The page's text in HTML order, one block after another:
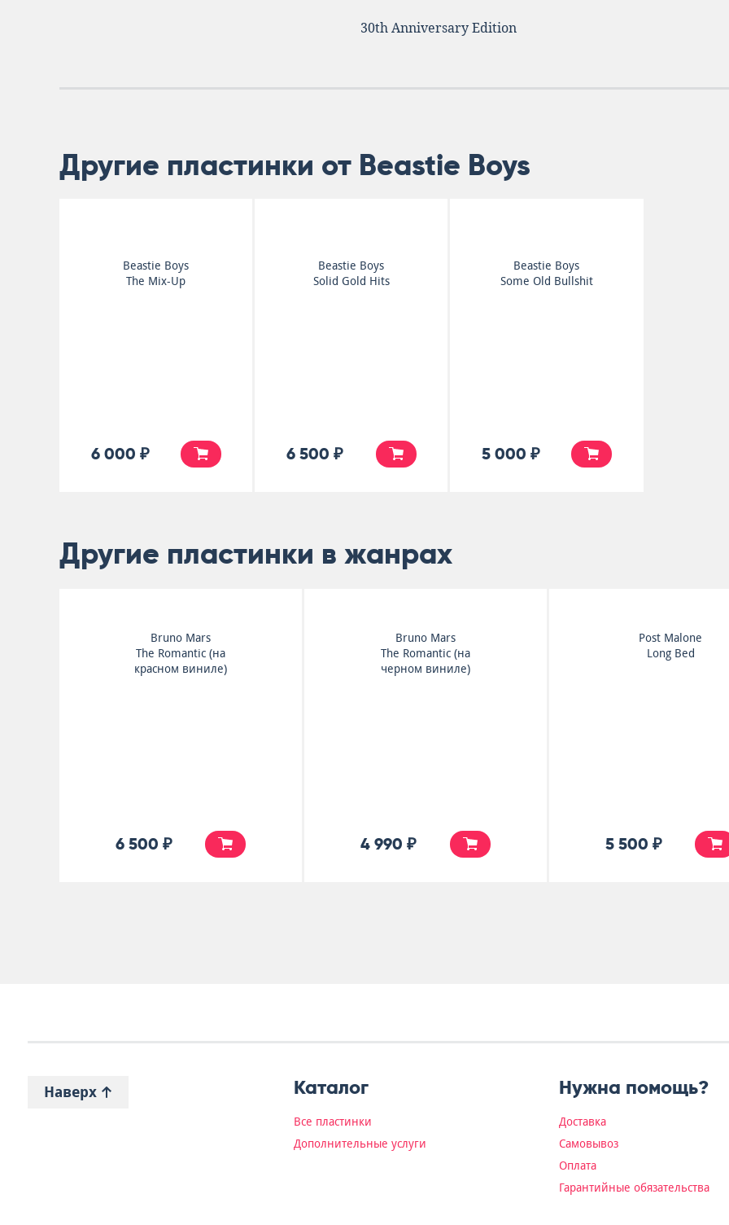
30th Anniversary Edition
Другие пластинки от Beastie Boys
Beastie Boys
The Mix-Up
6 000 ₽
Beastie Boys
Solid Gold Hits
6 500 ₽
Beastie Boys
Some Old Bullshit
5 000 ₽
Другие пластинки в жанрах
Bruno Mars
The Romantic (на
красном виниле)
6 500 ₽
Bruno Mars
The Romantic (на
черном виниле)
4 990 ₽
Post Malone
Long Bed
5 500 ₽
Наверх Каталог
Все пластинки
Дополнительные услуги
Нужна помощь?
Доставка
Самовывоз
Оплата
Гарантийные обязательства